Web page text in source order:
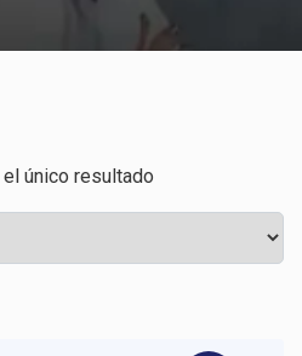
único resultado